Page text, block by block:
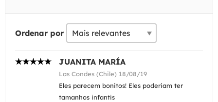
Ordenar por
JUANITA MARÍA
Las Condes (Chile) 18/08/19
Eles parecem bonitos! Eles poderiam ter
tamanhos infantis